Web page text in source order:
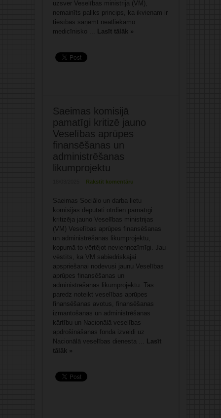
uzsver Veselības ministrija (VM),
nemainīts paliks princips, ka ikvienam ir
tiesības saņemt neatliekamo
medicīnisko ... Lasīt tālāk »
Saeimas komisijā
pamatīgi kritizē jauno
Veselības aprūpes
finansēšanas un
administrēšanas
likumprojektu
Rakstīt komentāru
Saeimas Sociālo un darba lietu
komisijas deputāti otrdien pamatīgi
kritizēja jauno Veselības ministrijas
(VM) Veselības aprūpes finansēšanas
un administrēšanas likumprojektu,
kopumā to vērtējot neviennozīmīgi. Jau
vēstīts, ka VM sabiedriskajai
apspriešanai nodevusi jaunu Veselības
aprūpes finansēšanas un
administrēšanas likumprojektu. Tas
paredz noteikt veselības aprūpes
finansēšanas avotus, finansēšanas
izmantošanas un administrēšanas
kārtību un Nacionālā veselības
apdrošināšanas fonda izveidi uz
Nacionālā veselības dienesta ... Lasīt
tālāk »